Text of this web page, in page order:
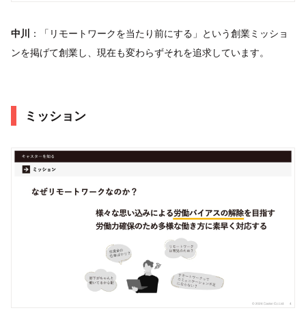
中川
：「リモートワークを当たり前にする」という創業ミッショ
ンを掲げて創業し、現在も変わらずそれを追求しています。
ミッション